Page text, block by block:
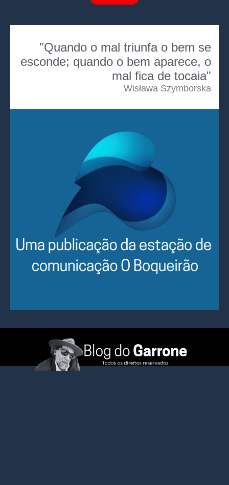
"Quando o mal triunfa o bem se
esconde; quando o bem aparece, o
mal fica de tocaia"
Wisława Szymborska